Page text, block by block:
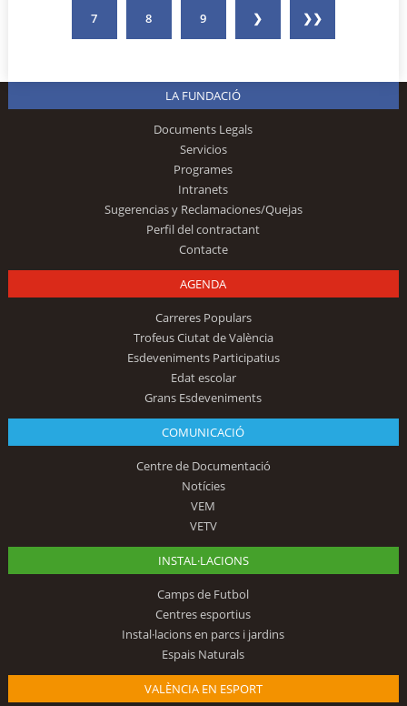
7 8 9 ❯ ❯❯
LA FUNDACIÓ
Documents Legals
Servicios
Programes
Intranets
Sugerencias y Reclamaciones/Quejas
Perfil del contractant
Contacte
AGENDA
Carreres Populars
Trofeus Ciutat de València
Esdeveniments Participatius
Edat escolar
Grans Esdeveniments
COMUNICACIÓ
Centre de Documentació
Notícies
VEM
VETV
INSTAL·LACIONS
Camps de Futbol
Centres esportius
Instal·lacions en parcs i jardins
Espais Naturals
VALÈNCIA EN ESPORT